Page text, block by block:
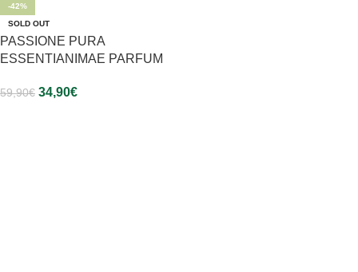
-42%
SOLD OUT
PASSIONE PURA
ESSENTIANIMAE PARFUM
59,90€ 34,90€